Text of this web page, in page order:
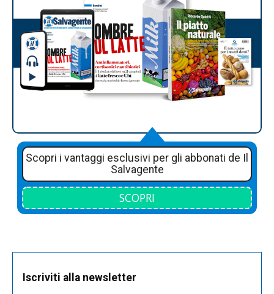
Scopri i vantaggi esclusivi per gli abbonati de Il
Salvagente
SCOPRI
Iscriviti alla newsletter